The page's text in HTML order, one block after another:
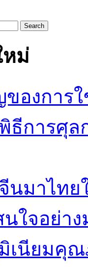
ม่
องการ
ธีการศุล
นมาไท
ใจอย่าง
เนียมคุ